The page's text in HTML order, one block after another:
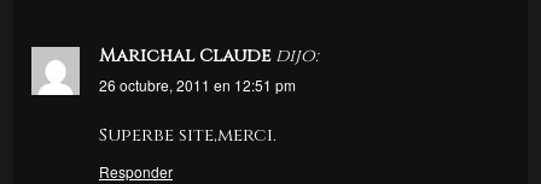
Marichal Claude dijo:
26 octubre, 2011 en 12:51 pm
Superbe site,merci.
Responder